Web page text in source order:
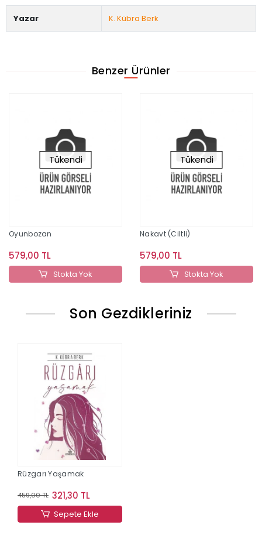
Yazar K. Kübra Berk
Benzer Ürünler
Tükendi
Oyunbozan
579,00 TL
Stokta Yok
Tükendi
Nakavt (Ciltli)
579,00 TL
Stokta Yok
Son Gezdikleriniz
Rüzgarı Yaşamak
459,00 TL 321,30 TL
Sepete Ekle